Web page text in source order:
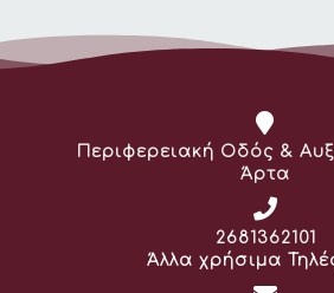
Διεύθυνση:
Περιφερειακή Οδός &
Άρτα
Τηλέφωνο:
2681362101
Άλλα χρήσιμα